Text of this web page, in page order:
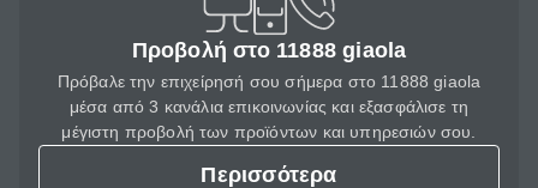
Προβολή στο 11888 giaola
Πρόβαλε την επιχείρησή σου σήμερα στο 11888 giaola
μέσα από 3 κανάλια επικοινωνίας και εξασφάλισε τη
μέγιστη προβολή των προϊόντων και υπηρεσιών σου.
Περισσότερα